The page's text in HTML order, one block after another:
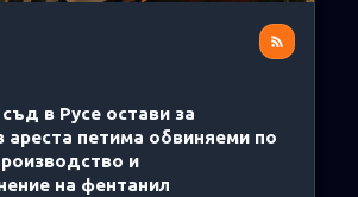
в Русе остави за
ареста петима обвиняеми по
и
на фентанил